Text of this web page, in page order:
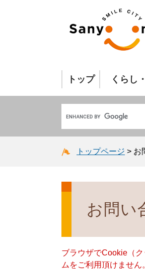
トップ くらし
トップページ > お
お問い
ブラウザでCookie（
ムをご利用頂けません